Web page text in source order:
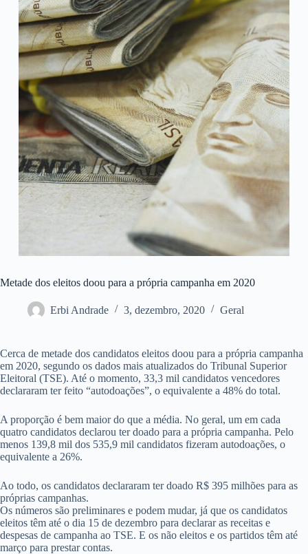
Metade dos eleitos doou para a própria campanha em 2020
Erbi Andrade 3, dezembro, 2020 Geral
Cerca de metade dos candidatos eleitos doou para a própria campanha
em 2020, segundo os dados mais atualizados do Tribunal Superior
Eleitoral (TSE). Até o momento, 33,3 mil candidatos vencedores
declararam ter feito “autodoações”, o equivalente a 48% do total.
A proporção é bem maior do que a média. No geral, um em cada
quatro candidatos declarou ter doado para a própria campanha. Pelo
menos 139,8 mil dos 535,9 mil candidatos fizeram autodoações, o
equivalente a 26%.
Ao todo, os candidatos declararam ter doado R$ 395 milhões para as
próprias campanhas.
Os números são preliminares e podem mudar, já que os candidatos
eleitos têm até o dia 15 de dezembro para declarar as receitas e
despesas de campanha ao TSE. E os não eleitos e os partidos têm até
março para prestar contas.